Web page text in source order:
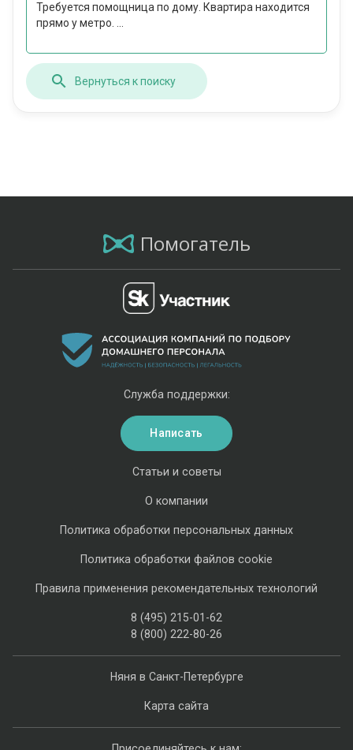
Требуется помощница по дому. Квартира находится
прямо у метро. ...
Вернуться к поиску
Помогатель
Няня в Санкт-Петербурге
Карта сайта
Статьи и советы
О компании
Политика обработки персональных данных
Политика обработки файлов cookie
Правила применения рекомендательных технологий
8 (495) 215-01-62
8 (800) 222-80-26
Служба поддержки:
Написать